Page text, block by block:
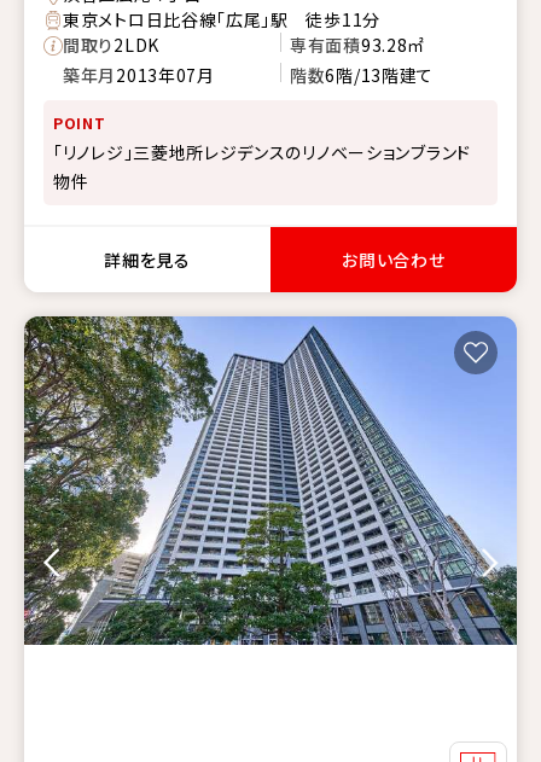
東京メトロ日比谷線「広尾」駅 徒歩11分
間取り2LDK 専有面積93.28㎡
築年月 2013年07月 階数6階/13階建て
POINT
「リノレジ」三菱地所レジデンスのリノベーションブランド
物件
詳細を見る お問い合わせ